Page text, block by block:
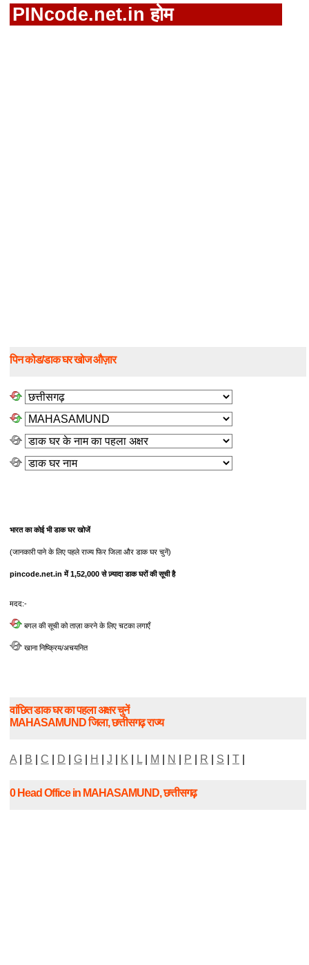
PINcode.net.in होम
पिन कोड/डाक घर खोज औज़ार
भारत का कोई भी डाक घर खोजें
(जानकारी पाने के लिए पहले राज्य फिर जिला और डाक घर चुनें)
pincode.net.in में 1,52,000 से ज़्यादा डाक घरों की सूची है
मदद:-
बगल की सूची को ताज़ा करने के लिए चटका लगाएँ
खाना निष्क्रिय/अचयनित
वांछित डाक घर का पहला अक्षर चुनें
MAHASAMUND जिला, छत्तीसगढ़ राज्य
A| B C D G H J K L| M N P R S T
0 Head Office in MAHASAMUND, छत्तीसगढ़